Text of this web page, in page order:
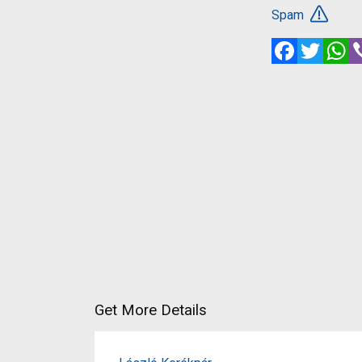
Spam
FacebookTwitter
Get More Details